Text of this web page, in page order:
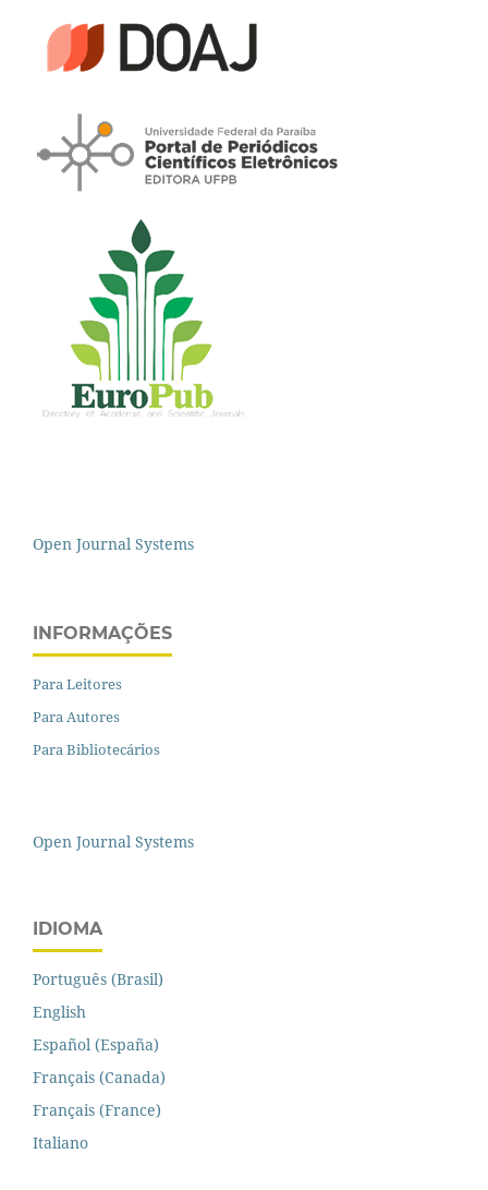
Open Journal Systems
INFORMAÇÕES
Para Leitores
Para Autores
Para Bibliotecários
Open Journal Systems
IDIOMA
Português (Brasil)
English
Español (España)
Français (Canada)
Français (France)
Italiano